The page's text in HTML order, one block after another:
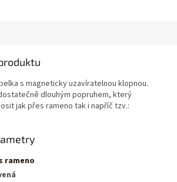
s magneticky uzavíratelnou klopnou.
dlouhým popruhem, který
jak přes rameno tak i napříč tzv.:
rameno